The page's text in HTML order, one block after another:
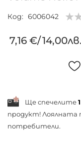
снимки
Код 6006042
7,16 €/14,00лв.
Ще спечелите1
продукт! Лоялната
потребители.